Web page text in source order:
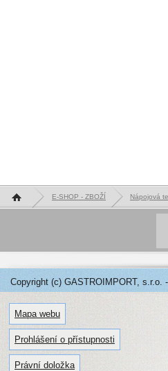
Hlavní stránka E-SHOP - ZBOŽÍ Nápojová
Copyright (c) GASTROIMPORT,
Mapa webu
Prohlášení o přístupnosti
Právní doložka